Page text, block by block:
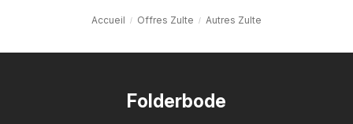
Accueil Offres Zulte Autres Zulte
Folderbode